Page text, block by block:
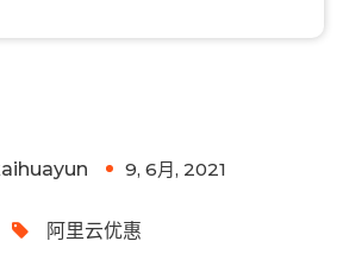
9, 6月, 2021
阿里云优惠